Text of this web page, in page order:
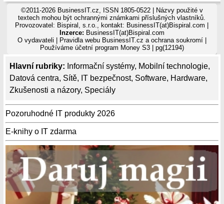
Hlavní rubriky: Informační systémy, Mobilní technologie,
Datová centra, Sítě, IT bezpečnost, Software, Hardware,
Zkušenosti a názory, Speciály
Pozoruhodné IT produkty 2026
E-knihy o IT zdarma
©2011-2026 BusinessIT.cz, ISSN 1805-0522 | Názvy použité v
textech mohou být ochrannými známkami příslušných vlastníků.
Provozovatel: Bispiral, s.r.o., kontakt: BusinessIT(at)Bispiral.com |
Inzerce: BusinessIT(at)Bispiral.com
O vydavateli
Pravidla webu BusinessIT.cz a ochrana soukromí|
Používáme účetní program Money S3| pg(12194)